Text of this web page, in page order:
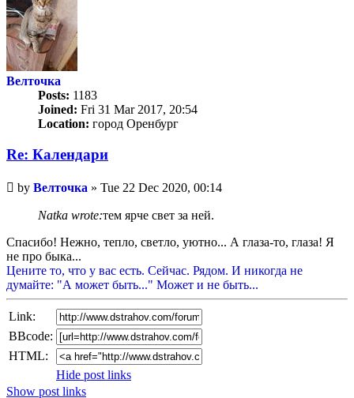
Велточка
Posts: 1183
Joined: Fri 31 Mar 2017, 20:54
Location: город Оренбург
Re: Календари
Unread
post
by Велточка » Tue 22 Dec 2020, 00:14
Natka wrote:тем ярче свет за ней.
Спасибо! Нежно, тепло, светло, уютно... А глаза-то, глаза! Я
не про быка...
Цените то, что у вас есть. Сейчас. Рядом. И никогда не
думайте: "А может быть..." Может и не быть...
Link:
BBcode:
HTML:
Hide post links
Show post links